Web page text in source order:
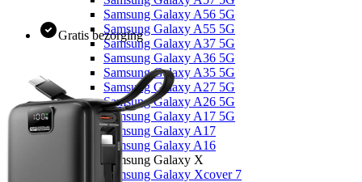
Samsung Galaxy A56 5G
Samsung Galaxy A55 5G
Samsung Galaxy A37 5G
Samsung Galaxy A36 5G
Samsung Galaxy A35 5G
Samsung Galaxy A27 5G
Samsung Galaxy A26 5G
Samsung Galaxy A17 5G
Samsung Galaxy A17
Samsung Galaxy A16
Samsung Galaxy X
Samsung Galaxy Xcover 7
Gratis bezorging